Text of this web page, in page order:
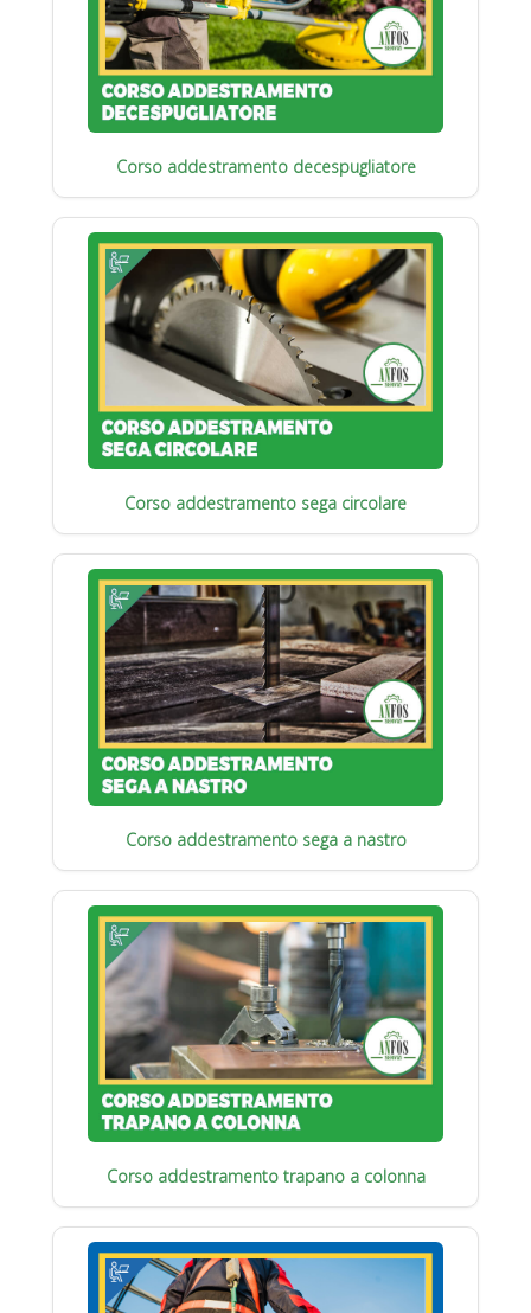
Corso addestramento decespugliatore
Corso addestramento sega circolare
Corso addestramento sega a nastro
Corso addestramento trapano a colonna